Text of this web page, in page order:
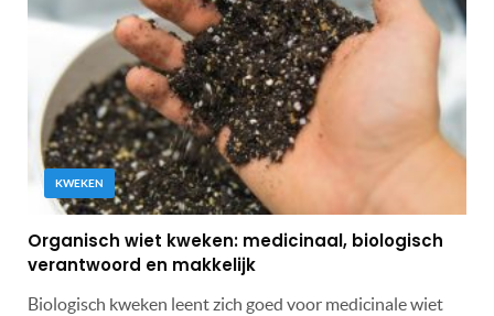
KWEKEN
Organisch wiet kweken: medicinaal, biologisch
verantwoord en makkelijk
Biologisch kweken leent zich goed voor medicinale wiet